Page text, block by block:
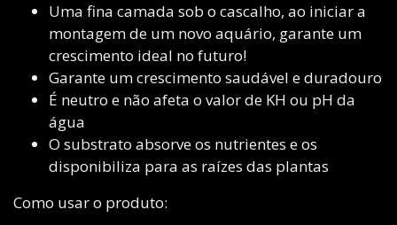
Uma fina camada sob o cascalho, ao iniciar a
montagem de um novo aquário, garante um
crescimento ideal no futuro!
Garante um crescimento saudável e duradouro
É neutro e não afeta o valor de KH ou pH da
água
O substrato absorve os nutrientes e os
disponibiliza para as raízes das plantas
Como usar o produto: